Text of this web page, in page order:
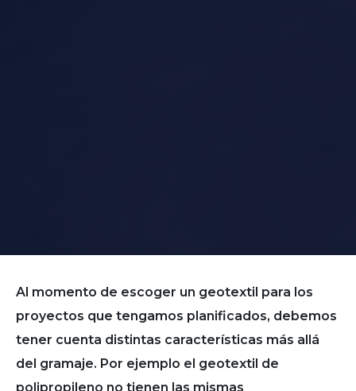
Al momento de escoger un geotextil para los
proyectos que tengamos planificados, debemos
tener cuenta distintas características más allá
del gramaje. Por ejemplo el geotextil de
polipropileno no tienen las mismas